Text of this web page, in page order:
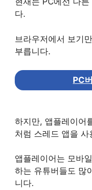
다.
브라우저에서 보기
부릅니다.
PC
하지만, 앱플레이어
처럼 스레드 앱을
앱플레이어는 모바
하는 유튜버들도 많
니다.